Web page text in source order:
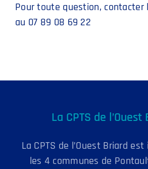
Pour toute question, contacter
au 07 89 08 69 22
La CPTS de l’Ouest
La CPTS de l’Ouest Briard
les 4 communes de